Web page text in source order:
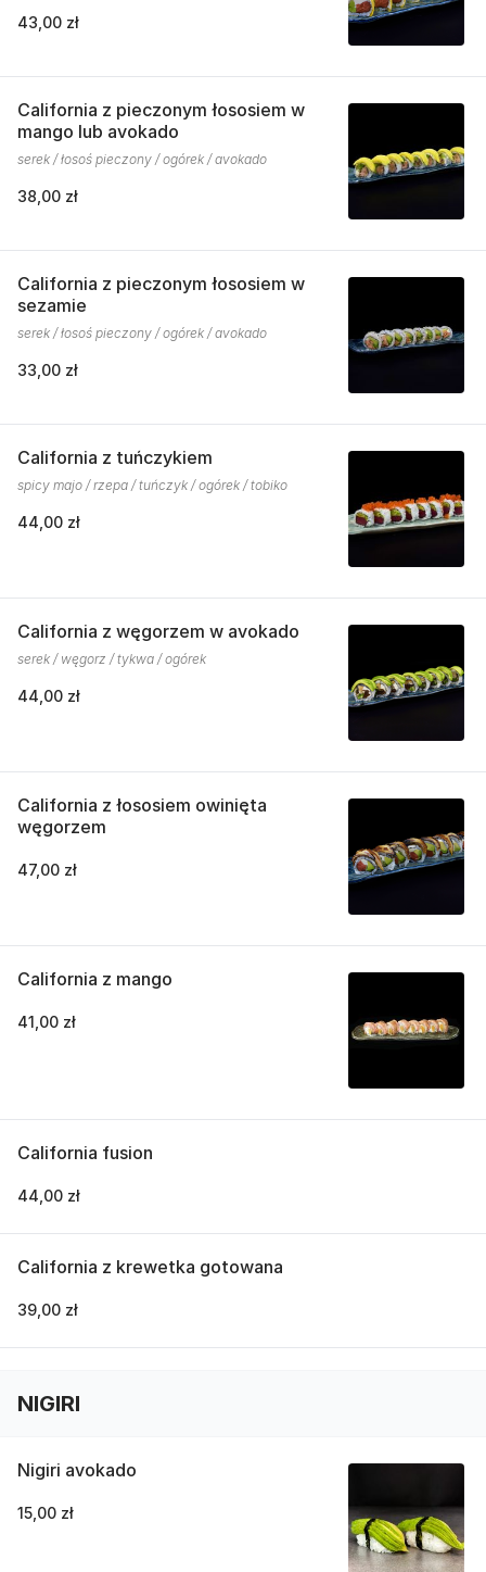
43,00 zł
California z pieczonym łososiem w
mango lub avokado
serek / łosoś pieczony / ogórek / avokado
38,00 zł
California z pieczonym łososiem w
sezamie
serek / łosoś pieczony / ogórek / avokado
33,00 zł
California z tuńczykiem
spicy majo / rzepa / tuńczyk / ogórek / tobiko
44,00 zł
California z węgorzem w avokado
serek / węgorz / tykwa / ogórek
44,00 zł
California z łososiem owinięta
węgorzem
47,00 zł
California z mango
41,00 zł
California fusion
44,00 zł
California z krewetka gotowana
39,00 zł
NIGIRI
Nigiri avokado
15,00 zł